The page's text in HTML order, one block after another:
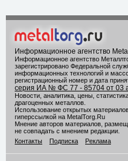
Информационное агентство
Информационное агентство
зарегистрировано Федеральной
информационных технологий и
регистрационный номер и дата
серия ИА № ФС 77 - 85704 от 03
Новости, аналитика, цены,
драгоценных металлов.
Использование открытых
гиперссылкой на MetalTorg.Ru
Мнение авторов материалов,
не совпадать с мнением редакции.
Контакты
Подписка Реклама